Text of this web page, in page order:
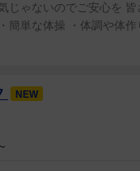
じゃないのでご安心を
単な体操 ・体調や体作
NEW